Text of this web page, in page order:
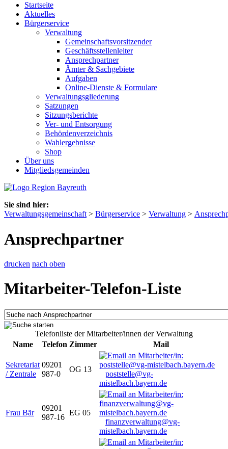
Startseite
Aktuelles
Bürgerservice
Verwaltung
Gemeinschaftsvorsitzender
Geschäftsstellenleiter
Ansprechpartner
Ämter & Sachgebiete
Aufgaben
Online-Dienste & Formulare
Verwaltungsgliederung
Satzungen
Sitzungsberichte
Ver- und Entsorgung
Behördenverzeichnis
Wahlergebnisse
Shop
Über uns
Mitgliedsgemeinden
Sie sind hier:
Verwaltungsgemeinschaft > Bürgerservice > Verwaltung >
Ansprechpartner
drucken nach oben
Mitarbeiter-Telefon-Liste
Telefonliste der Mitarbeiter/innen der Verwaltung
Name
Telefon Zimmer Mail
Sekretariat
/ Zentrale
09201
987-0
OG 13
poststelle@vg-
mistelbach.bayern.de
Frau Bär
09201
987-16
EG 05
finanzverwaltung@vg-
mistelbach.bayern.de